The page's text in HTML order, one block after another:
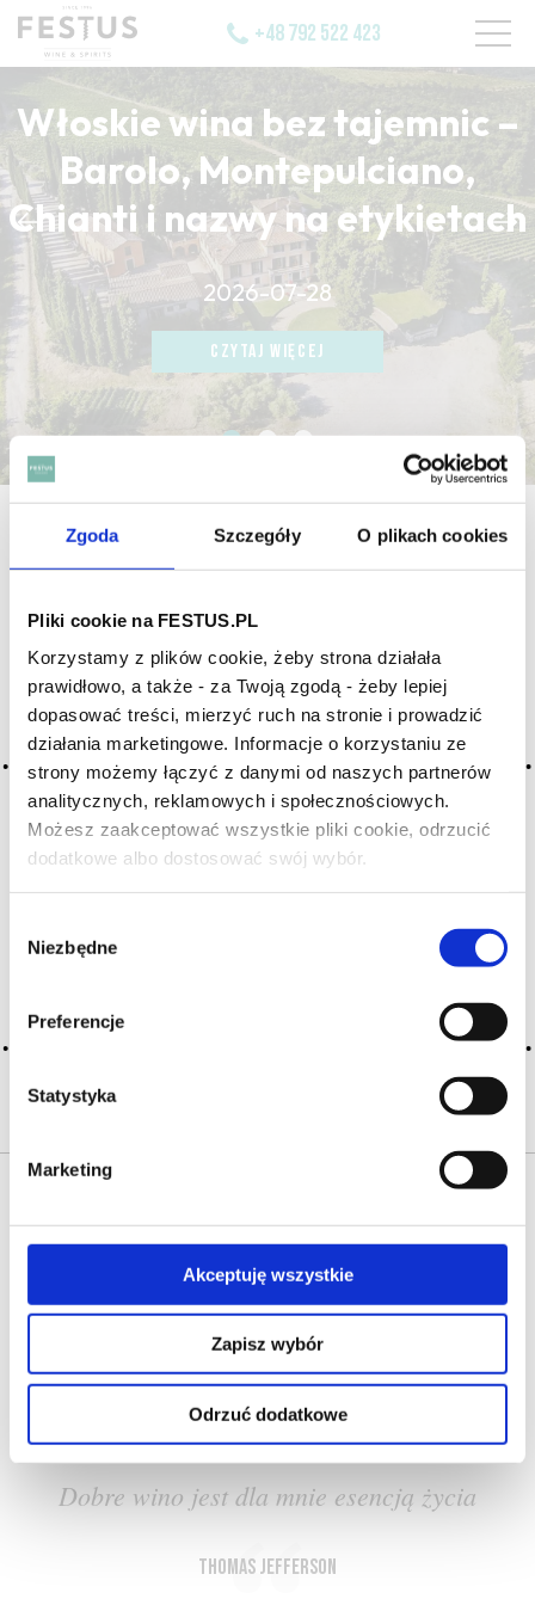
Zgoda Szczegóły O plikach cookies
Pliki cookie na FESTUS.PL
Korzystamy z plików cookie, żeby strona działała
prawidłowo, a także - za Twoją zgodą - żeby lepiej
dopasować treści, mierzyć ruch na stronie i prowadzić
działania marketingowe. Informacje o korzystaniu ze
strony możemy łączyć z danymi od naszych partnerów
analitycznych, reklamowych i społecznościowych.
Możesz zaakceptować wszystkie pliki cookie, odrzucić
dodatkowe albo dostosować swój wybór.
zgody
Niezbędne
Preferencje
Statystyka
Marketing
Akceptuję wszystkie
Zapisz wybór
Odrzuć dodatkowe
Czy masz ukończone 18 lat?
+48 792 522 423
Włoskie wina bez tajemnic –
Barolo, Montepulciano,
Chianti i nazwy na etykietach
2026-07-28
CZYTAJ WIĘCEJ
CZYTAJ WIĘCEJ
CZYTAJ WIĘCEJ
strona główna diffuse
Archiwum wpisów tagu: diffuse
rozproszone
2016-05-10
wino, któremu brak koncentracji, ostrości i struktury;
najczęściej jest to cecha win serwowanych w zbyt wysokiej
temperaturze
CZYTAJ WIĘCEJ
dyfuzja
OFERTA ONLINE PRODUCENCI
PRZEWODNIK
SŁOWNIK
Dobre wino jest dla mnie esencją życia
Thomas Jefferson